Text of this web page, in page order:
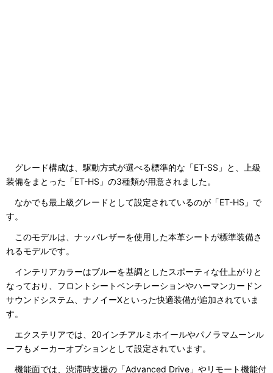
グレード構成は、駆動方式が選べる標準的な「ET-SS」と、上級
装備をまとった「ET-HS」の3種類が用意されました。
なかでも最上級グレードとして設定されているのが「ET-HS」で
す。
このモデルは、ナッパレザーを使用した本革シートが標準装備さ
れるモデルです。
インテリアカラーはブルーを基調としたスポーティな仕上がりと
なっており、フロントシートベンチレーションやハーマンカードン
サウンドシステム、ナノイーXといった快適装備が追加されていま
す。
エクステリアでは、20インチアルミホイールやパノラマムーンル
ーフもメーカーオプションとして設定されています。
機能面では、渋滞時支援の「Advanced Drive」やリモート機能付